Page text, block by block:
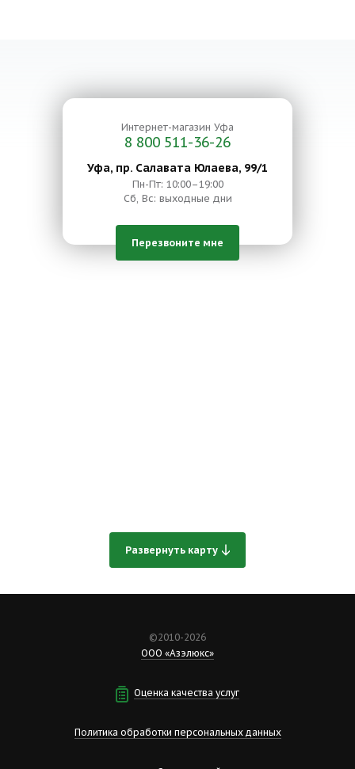
Интернет-магазин Уфа
8 800 511-36-26
Уфа, пр. Салавата Юлаева, 99/1
Пн-Пт: 10:00–19:00
Сб, Вс: выходные дни
Перезвоните мне
Развернуть карту
©2010-2026
ООО «Азэлюкс»
Оценка качества услуг
Политика обработки персональных данных